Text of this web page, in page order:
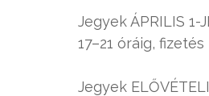
Jegyek ÁPRILIS
17–21 óráig,
Jegyek